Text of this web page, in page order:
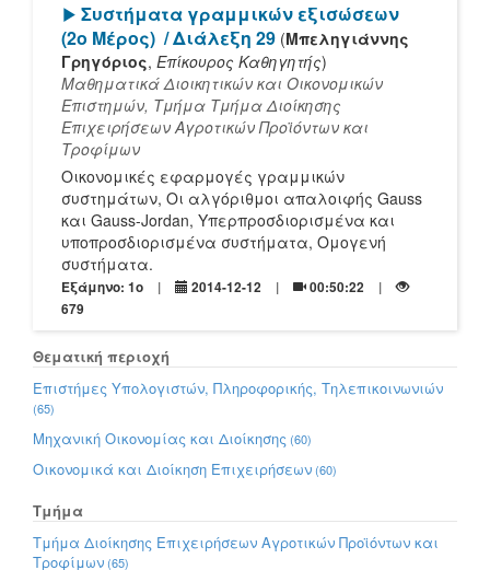
[Play]
Συστήματα γραμμικών εξισώσεων
(2ο Μέρος) / Διάλεξη 29 (Μπεληγιάννης
Γρηγόριος, Επίκουρος Καθηγητής)
Μαθηματικά Διοικητικών και Οικονομικών
Επιστημών, Τμήμα Τμήμα Διοίκησης
Επιχειρήσεων Αγροτικών Προϊόντων και
Τροφίμων
Οικονομικές εφαρμογές γραμμικών
συστημάτων, Οι αλγόριθμοι απαλοιφής Gauss
και Gauss-Jordan, Υπερπροσδιορισμένα και
υποπροσδιορισμένα συστήματα, Ομογενή
συστήματα.
Εξάμηνο: 1o 2014-12-12
00:50:22
679
Θεματική περιοχή
Επιστήμες Υπολογιστών, Πληροφορικής, Τηλεπικοινωνιών
(65)
Μηχανική Οικονομίας και Διοίκησης (60)
Οικονομικά και Διοίκηση Επιχειρήσεων (60)
Τμήμα
Τμήμα Διοίκησης Επιχειρήσεων Αγροτικών Προϊόντων και
Τροφίμων (65)